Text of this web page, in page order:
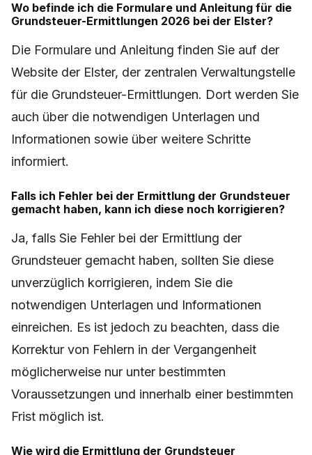
Wo befinde ich die Formulare und Anleitung für die
Grundsteuer-Ermittlungen 2026 bei der Elster?
Die Formulare und Anleitung finden Sie auf der
Website der Elster, der zentralen Verwaltungstelle
für die Grundsteuer-Ermittlungen. Dort werden Sie
auch über die notwendigen Unterlagen und
Informationen sowie über weitere Schritte
informiert.
Falls ich Fehler bei der Ermittlung der Grundsteuer
gemacht haben, kann ich diese noch korrigieren?
Ja, falls Sie Fehler bei der Ermittlung der
Grundsteuer gemacht haben, sollten Sie diese
unverzüglich korrigieren, indem Sie die
notwendigen Unterlagen und Informationen
einreichen. Es ist jedoch zu beachten, dass die
Korrektur von Fehlern in der Vergangenheit
möglicherweise nur unter bestimmten
Voraussetzungen und innerhalb einer bestimmten
Frist möglich ist.
Wie wird die Ermittlung der Grundsteuer